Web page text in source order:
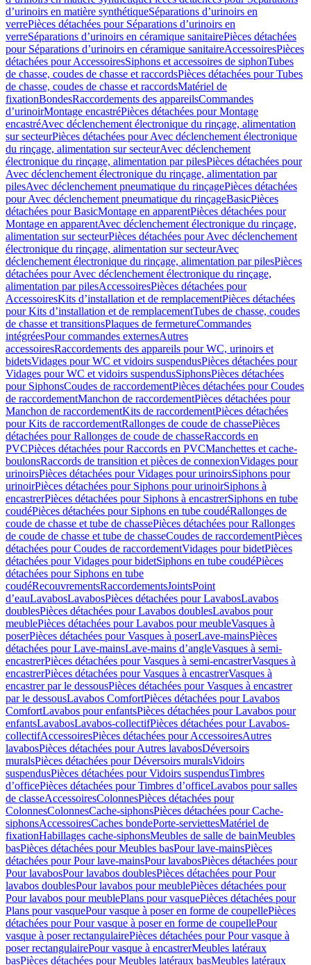
d’urinoirs en matière synthétiqueSéparations d’urinoirs en
verrePièces détachées pour Séparations d’urinoirs en
verreSéparations d’urinoirs en céramique sanitairePièces détachées
pour Séparations d’urinoirs en céramique sanitaireAccessoiresPièces
détachées pour AccessoiresSiphons et accessoires de siphonTubes
de chasse, coudes de chasse et raccordsPièces détachées pour Tubes
de chasse, coudes de chasse et raccordsMatériel de
fixationBondesRaccordements des appareilsCommandes
dʼurinoirMontage encastréPièces détachées pour Montage
encastréAvec déclenchement électronique du rinçage, alimentation
sur secteurPièces détachées pour Avec déclenchement électronique
du rinçage, alimentation sur secteurAvec déclenchement
électronique du rinçage, alimentation par pilesPièces détachées pour
Avec déclenchement électronique du rinçage, alimentation par
pilesAvec déclenchement pneumatique du rinçagePièces détachées
pour Avec déclenchement pneumatique du rinçageBasicPièces
détachées pour BasicMontage en apparentPièces détachées pour
Montage en apparentAvec déclenchement électronique du rinçage,
alimentation sur secteurPièces détachées pour Avec déclenchement
électronique du rinçage, alimentation sur secteurAvec
déclenchement électronique du rinçage, alimentation par pilesPièces
détachées pour Avec déclenchement électronique du rinçage,
alimentation par pilesAccessoiresPièces détachées pour
AccessoiresKits d’installation et de remplacementPièces détachées
pour Kits d’installation et de remplacementTubes de chasse, coudes
de chasse et transitionsPlaques de fermetureCommandes
intégréesPour commandes externesAutres
accessoiresRaccordements des appareils pour WC, urinoirs et
bidetsVidages pour WC et vidoirs suspendusPièces détachées pour
Vidages pour WC et vidoirs suspendusSiphonsPièces détachées
pour SiphonsCoudes de raccordementPièces détachées pour Coudes
de raccordementManchon de raccordementPièces détachées pour
Manchon de raccordementKits de raccordementPièces détachées
pour Kits de raccordementRallonges de coude de chassePièces
détachées pour Rallonges de coude de chasseRaccords en
PVCPièces détachées pour Raccords en PVCManchettes et cache-
boulonsRaccords de transition et pièces de connexionVidages pour
urinoirsPièces détachées pour Vidages pour urinoirsSiphons pour
urinoirPièces détachées pour Siphons pour urinoirSiphons à
encastrerPièces détachées pour Siphons à encastrerSiphons en tube
coudéPièces détachées pour Siphons en tube coudéRallonges de
coude de chasse et tube de chassePièces détachées pour Rallonges
de coude de chasse et tube de chasseCoudes de raccordementPièces
détachées pour Coudes de raccordementVidages pour bidetPièces
détachées pour Vidages pour bidetSiphons en tube coudéPièces
détachées pour Siphons en tube
coudéRecouvrementsRaccordementsJointsPoint
d’eauLavabosLavabosPièces détachées pour LavabosLavabos
doublesPièces détachées pour Lavabos doublesLavabos pour
meublePièces détachées pour Lavabos pour meubleVasques à
poserPièces détachées pour Vasques à poserLave-mainsPièces
détachées pour Lave-mainsLave-mains d’angleVasques à semi-
encastrerPièces détachées pour Vasques à semi-encastrerVasques à
encastrerPièces détachées pour Vasques à encastrerVasques à
encastrer par le dessousPièces détachées pour Vasques à encastrer
par le dessousLavabos ComfortPièces détachées pour Lavabos
ComfortLavabos pour enfantsPièces détachées pour Lavabos pour
enfantsLavabosLavabos-collectifPièces détachées pour Lavabos-
collectifAccessoiresPièces détachées pour AccessoiresAutres
lavabosPièces détachées pour Autres lavabosDéversoirs
muralsPièces détachées pour Déversoirs muralsVidoirs
suspendusPièces détachées pour Vidoirs suspendusTimbres
dʼofficePièces détachées pour Timbres dʼofficeLavabos pour salles
de classeAccessoiresColonnesPièces détachées pour
ColonnesColonnesCache-siphonsPièces détachées pour Cache-
siphonsAccessoiresCaches bondePorte-serviettesMatériel de
fixationHabillages cache-siphonsMeubles de salle de bainMeubles
basPièces détachées pour Meubles basPour lave-mainsPièces
détachées pour Pour lave-mainsPour lavabosPièces détachées pour
Pour lavabosPour lavabos doublesPièces détachées pour Pour
lavabos doublesPour lavabos pour meublePièces détachées pour
Pour lavabos pour meublePlans pour vasquePièces détachées pour
Plans pour vasquePour vasque à poser en forme de coupellePièces
détachées pour Pour vasque à poser en forme de coupellePour
vasque à poser rectangulairePièces détachées pour Pour vasque à
poser rectangulairePour vasque à encastrerMeubles latéraux
basPièces détachées pour Meubles latéraux basMeubles latéraux